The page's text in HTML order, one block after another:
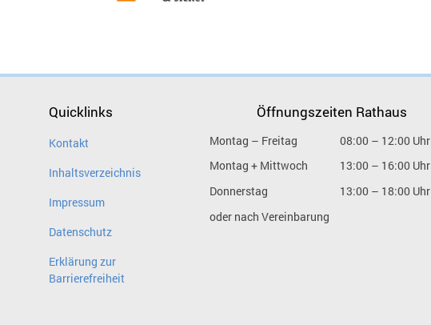
Quicklinks
Kontakt
Inhaltsverzeichnis
Impressum
Datenschutz
Erklärung zur
Barrierefreiheit
Öffnungszeiten Rathaus
Montag – Freitag
08:00 – 12:00 Uhr
Montag + Mittwoch
13:00 – 16:00 Uhr
Donnerstag
13:00 – 18:00 Uhr
oder nach Vereinbarung